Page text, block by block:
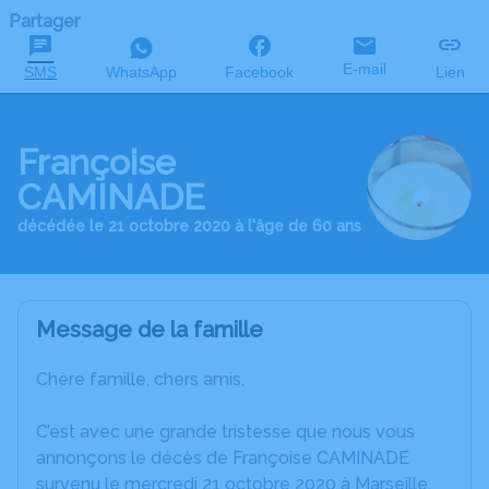
Partager
SMS WhatsApp Facebook E-mail Lien
Françoise
CAMINADE
décédée le 21 octobre 2020 à l'âge de 60 ans
Message de la famille
Chère famille, chers amis,
C’est avec une grande tristesse que nous vous
annonçons le décès de Françoise CAMINADE
survenu le mercredi 21 octobre 2020 à Marseille.